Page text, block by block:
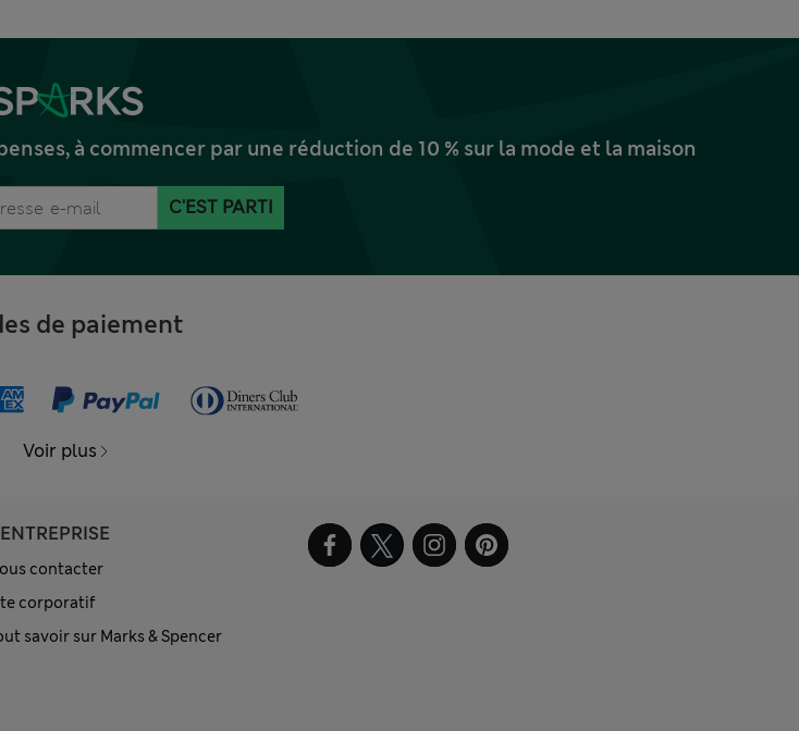
à commencer par une réduction de 10 % sur la mode et la maison
C'EST PARTI
de paiement
Voir plus
contacter
corporatif
savoir sur Marks & Spencer